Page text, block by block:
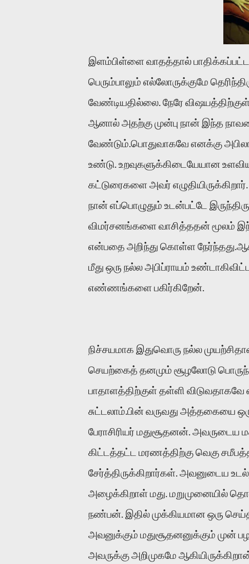
இளம்பிள்ளை வாதத்தால்
பெரும்பாலும் எல்லோருக்குமே
வேண்டியதில்லை. நேரே
ஆனால் அதற்கு முன்பு நான் இந்த
வேண்டும்.பொதுவாகவே எனக்கு
உண்டு. உறவுகளுக்கிடையேயான
கட்டுரைகளை அவர்
நான் எப்பொழுதும் உடன்பட்டே
விமர்சனங்களை வாசித்ததன் மூலம்
என்பதை அறிந்து கொள்ள
மீது ஒரு நல்ல அபிப்ராயம்
எண்ணங்களை பகிர்கிறேன்.
நிச்சயமாக இதுவொரு நல்ல
செயற்கைத் தனமும் சூழலோடு
பாதாளத்திற்குள் தள்ளி
சுட்டலாம்.பின் வருவது அத்தகையை
பேராசிரியர் மதுசூதனன். அவருடைய
கிட்டத்தட்ட மரணத்திற்கு வெகு
சேர்த்திருக்கிறார்கள். அவனுடைய
அழைக்கிறாள் மது. மறுமுனையில்
நண்பன். இதில் முக்கியமான ஒரு
அவனுக்கும் மதுசூதனனுக்கும் முன்
அவருக்கு அறிமுகமே